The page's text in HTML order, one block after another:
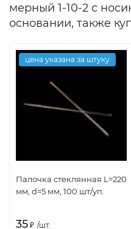
мерный 1-10-2 с
основании, также
цена указана за штуку
Палочка стеклянная L=220
мм, d=5 мм, 100 шт/уп.
35 ₽ /шт.